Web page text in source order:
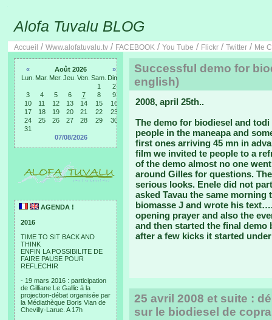
Alofa Tuvalu BLOG
Accueil / Www.alofatuvalu.tv / FACEBOOK / You Tube / Flickr / Twitter / Me
« Août 2026
»
Lun. Mar. Mer. Jeu. Ven. Sam. Dim.
1
2
3
4 5 6 7 8
9
10
11 12 13 14 15
16
17
18 19 20 21 22
23
24
25 26 27 28 29
30
31
07/08/2026
AGENDA !
2016
TIME TO SIT BACK AND
THINK
ENFIN LA POSSIBILITE DE
FAIRE PAUSE POUR
REFLECHIR
- 19 mars 2016 : participation
de Gilliane Le Gallic à la
projection-débat organisée par
la Médiathèque Boris Vian de
Chevilly-Larue. A 17h
Successful demo for
english)
2008, april 25th..
The demo for biodiesel and
people in the maneapa and
first ones arriving 45 mn in
film we invited te people to a
of the demo almost no one
around Gilles for questions.
serious looks. Enele did not
asked Tavau the same
biomasse J and wrote his
opening prayer and also the
and then started the final
after a few kicks it started
25 avril 2008 et suite :
sur le biodiesel de